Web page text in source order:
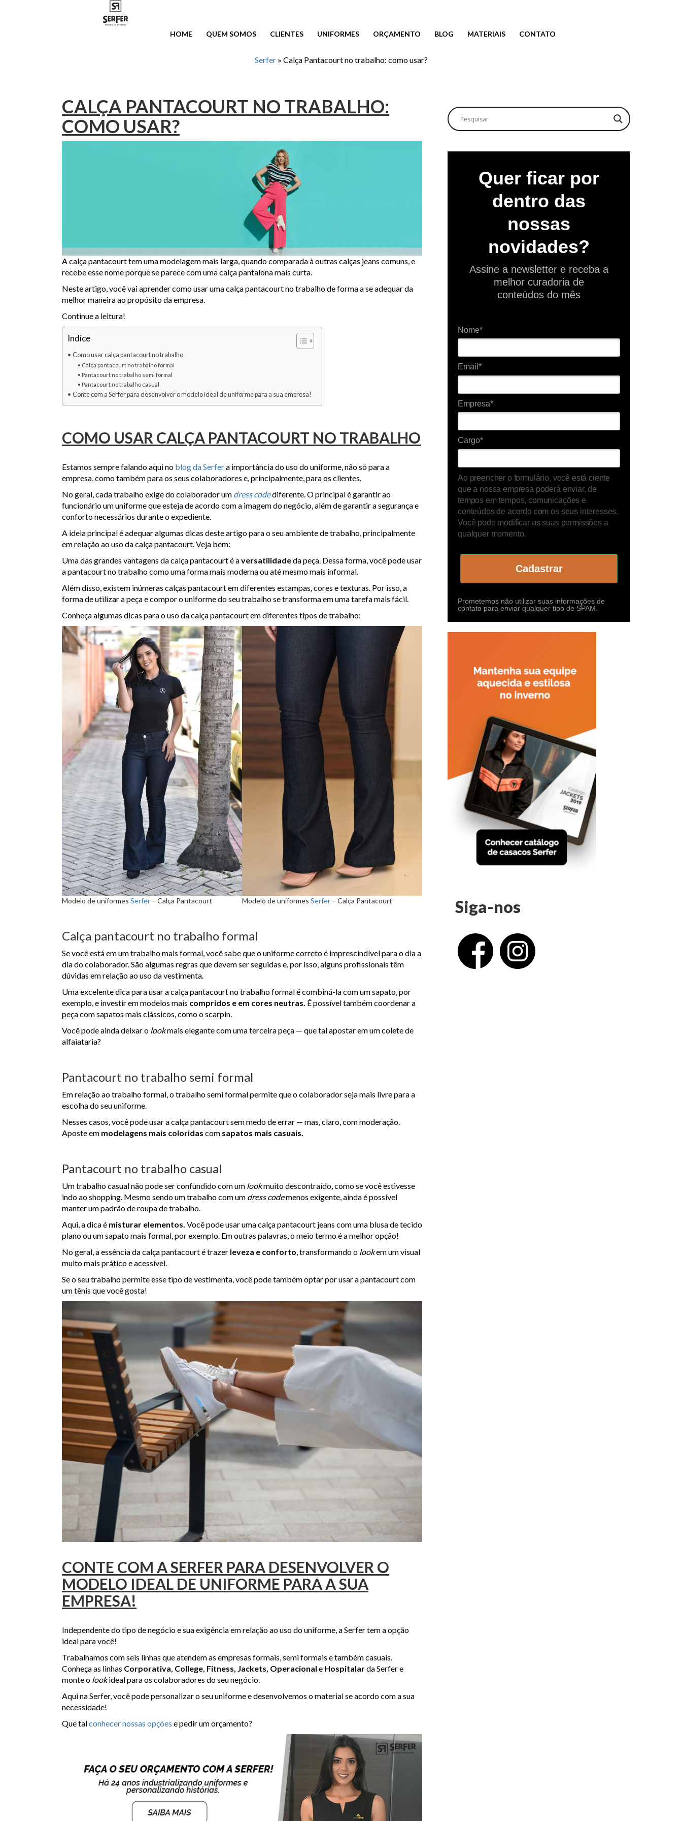
HOME QUEM SOMOS CLIENTES UNIFORMES ORÇAMENTO BLOG MATERIAIS CONTATO
Serfer» Calça Pantacourt no trabalho: como usar?
CALÇA PANTACOURT NO TRABALHO:
COMO USAR?
A calça pantacourt tem uma modelagem mais larga, quando comparada à outras calças jeans comuns, e
recebe esse nome porque se parece com uma calça pantalona mais curta.
Neste artigo, você vai aprender como usar uma calça pantacourt no trabalho de forma a se adequar da
melhor maneira ao propósito da empresa.
Continue a leitura!
Indíce
Como usar calça pantacourt no trabalho
Calça pantacourt no trabalho formal
Pantacourt no trabalho semi formal
Pantacourt no trabalho casual
Conte com a Serfer para desenvolver o modelo ideal de uniforme para a sua empresa!
COMO USAR CALÇA PANTACOURT NO TRABALHO
Estamos sempre falando aqui no blog da Serfera importância do uso do uniforme, não só para a
empresa, como também para os seus colaboradores e, principalmente, para os clientes.
No geral, cada trabalho exige do colaborador um dress codediferente. O principal é garantir ao
funcionário um uniforme que esteja de acordo com a imagem do negócio, além de garantir a segurança e
conforto necessários durante o expediente.
A ideia principal é adequar algumas dicas deste artigo para o seu ambiente de trabalho, principalmente
em relação ao uso da calça pantacourt. Veja bem:
Uma das grandes vantagens da calça pantacourt é aversatilidadeda peça. Dessa forma, você pode usar
a pantacourt no trabalho como uma forma mais moderna ou até mesmo mais informal.
Além disso, existem inúmeras calças pantacourt em diferentes estampas, cores e texturas. Por isso, a
forma de utilizar a peça e compor o uniforme do seu trabalho se transforma em uma tarefa mais fácil.
Conheça algumas dicas para o uso da calça pantacourt em diferentes tipos de trabalho:
Modelo de uniformes Serfer – Calça Pantacourt Modelo de uniformes Serfer – Calça Pantacourt
Calça pantacourt no trabalho formal
Se você está em um trabalho mais formal, você sabe que o uniforme correto é imprescindível para o dia a
dia do colaborador. São algumas regras que devem ser seguidas e, por isso, alguns profissionais têm
dúvidas em relação ao uso da vestimenta.
Uma excelente dica para usar a calça pantacourt no trabalho formal é combiná-la com um sapato, por
exemplo, e investir em modelos mais compridos e em cores neutras. É possível também coordenar a
peça com sapatos mais clássicos, como o scarpin.
Você pode ainda deixar o lookmais elegante com uma terceira peça — que tal apostar em um colete de
alfaiataria?
Pantacourt no trabalho semi formal
Em relação ao trabalho formal, o trabalho semi formal permite que o colaborador seja mais livre para a
escolha do seu uniforme.
Nesses casos, você pode usar a calça pantacourt sem medo de errar — mas, claro, com moderação.
Aposte em modelagens mais coloridas com sapatos mais casuais.
Pantacourt no trabalho casual
Um trabalho casual não pode ser confundido com um lookmuito descontraído, como se você estivesse
indo ao shopping. Mesmo sendo um trabalho com um dress codemenos exigente, ainda é possível
manter um padrão de roupa de trabalho.
Aqui, a dica é misturar elementos. Você pode usar uma calça pantacourt jeans com uma blusa de tecido
plano ou um sapato mais formal, por exemplo. Em outras palavras, o meio termo é a melhor opção!
No geral, a essência da calça pantacourt é trazer leveza e conforto, transformando o lookem um visual
muito mais prático e acessível.
Se o seu trabalho permite esse tipo de vestimenta, você pode também optar por usar a pantacourt com
um tênis que você gosta!
CONTE COM A SERFER PARA DESENVOLVER O
MODELO IDEAL DE UNIFORME PARA A SUA
EMPRESA!
Independente do tipo de negócio e sua exigência em relação ao uso do uniforme, a Serfer tem a opção
ideal para você!
Trabalhamos com seis linhas que atendem as empresas formais, semi formais e também casuais.
Conheça as linhas Corporativa, College, Fitness, Jackets, Operacional e Hospitalarda Serfer e
monte o lookideal para os colaboradores do seu negócio.
Aqui na Serfer, você pode personalizar o seu uniforme e desenvolvemos o material se acordo com a sua
necessidade!
Que talconhecer nossas opções e pedir um orçamento?
Quer ficar por
dentro das
nossas
novidades?
Assine a newsletter e receba a
melhor curadoria de
conteúdos do mês
Nome*
Email*
Empresa*
Cargo*
Ao preencher o formulário, você está ciente
que a nossa empresa poderá enviar, de
tempos em tempos, comunicações e
conteúdos de acordo com os seus interesses.
Você pode modificar as suas permissões a
qualquer momento.
Cadastrar
Prometemos não utilizar suas informações de
contato para enviar qualquer tipo de SPAM.
Siga-nos